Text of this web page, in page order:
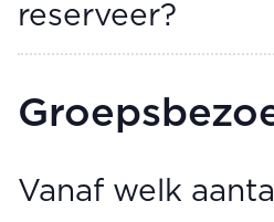
reserveer?
Vanaf welk